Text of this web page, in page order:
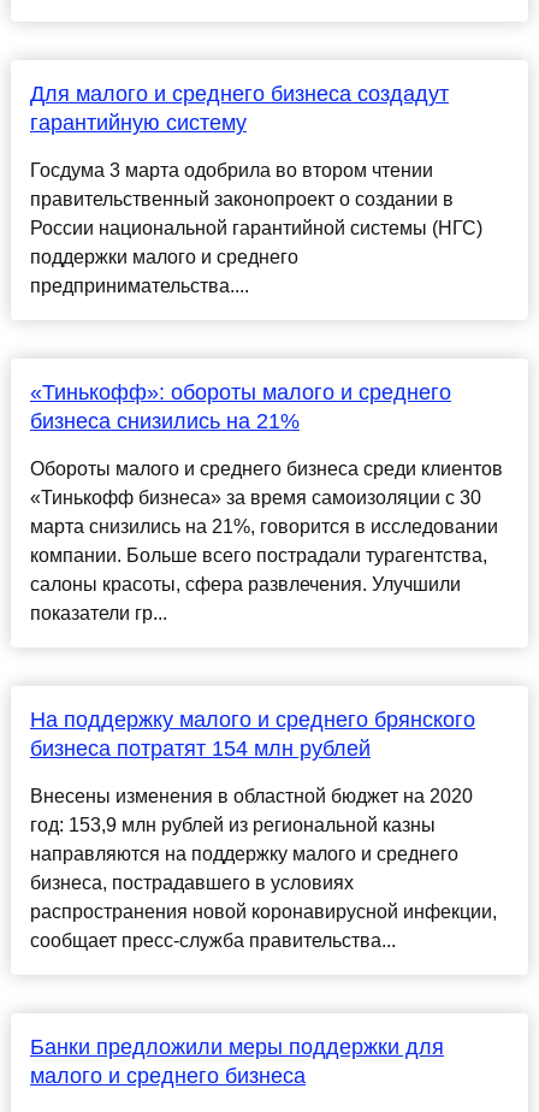
Для малого и среднего бизнеса создадут
гарантийную систему
Госдума 3 марта одобрила во втором чтении
правительственный законопроект о создании в
России национальной гарантийной системы (НГС)
поддержки малого и среднего
предпринимательства....
«Тинькофф»: обороты малого и среднего
бизнеса снизились на 21%
Обороты малого и среднего бизнеса среди клиентов
«Тинькофф бизнеса» за время самоизоляции с 30
марта снизились на 21%, говорится в исследовании
компании. Больше всего пострадали турагентства,
салоны красоты, сфера развлечения. Улучшили
показатели гр...
На поддержку малого и среднего брянского
бизнеса потратят 154 млн рублей
Внесены изменения в областной бюджет на 2020
год: 153,9 млн рублей из региональной казны
направляются на поддержку малого и среднего
бизнеса, пострадавшего в условиях
распространения новой коронавирусной инфекции,
сообщает пресс-служба правительства...
Банки предложили меры поддержки для
малого и среднего бизнеса